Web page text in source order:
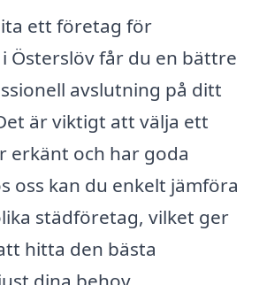
ett företag för
Österslöv får du en bättre
avslutning på ditt
är viktigt att välja ett
erkänt och har goda
oss kan du enkelt jämföra
städföretag, vilket ger
hitta den bästa